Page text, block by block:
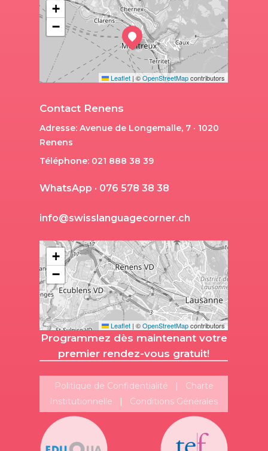
+
−
Leaflet | ©OpenStreetMapcontributors
Contact Renens
Adresse: Avenue de Longemalle, 7 · 1020
Renens
Téléphone: 021 888 38 39
WhatsApp · 076 578 38 38
info@swisslanguagecorner.ch
+
−
Leaflet | ©OpenStreetMapcontributors
Programmez dès maintenant votre
premier rendez-vous gratuit!
Politique de Confidentialité
Charte
Institutionnelle
Conditions Générales